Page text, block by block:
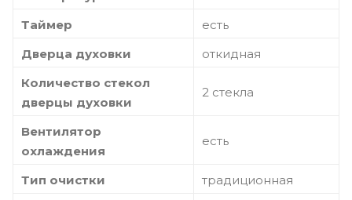
Таймер
есть
Дверца духовки
откидная
Количество стекол
дверцы духовки
2 стекла
Вентилятор
охлаждения
есть
Тип очистки
традиционная